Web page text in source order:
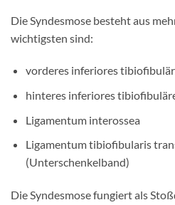
Die Syndesmose besteht aus
wichtigsten sind:
vorderes inferiores
hinteres inferiores
Ligamentum interossea
Ligamentum tibiofibularis
(Unterschenkelband)
Die Syndesmose fungiert als